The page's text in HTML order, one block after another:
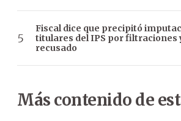
Fiscal dice que precipitó
titulares del IPS por filtraciones
recusado
Más contenido de